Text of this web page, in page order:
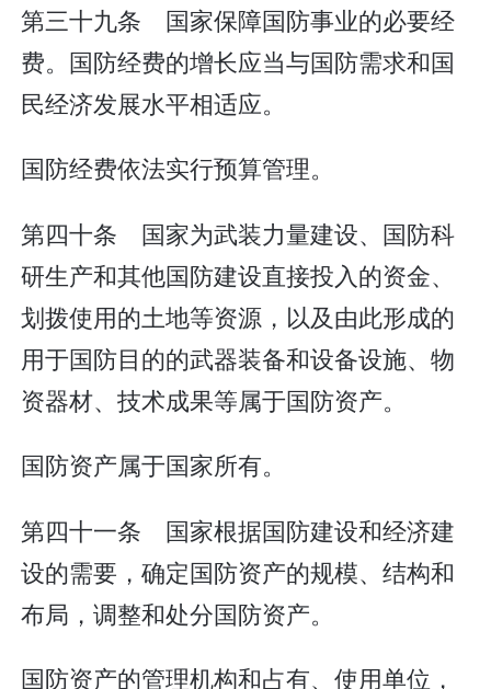
第三十九条 国家保障国防事业的必要经
费。国防经费的增长应当与国防需求和国
民经济发展水平相适应。
国防经费依法实行预算管理。
第四十条 国家为武装力量建设、国防科
研生产和其他国防建设直接投入的资金、
划拨使用的土地等资源，以及由此形成的
用于国防目的的武器装备和设备设施、物
资器材、技术成果等属于国防资产。
国防资产属于国家所有。
第四十一条 国家根据国防建设和经济建
设的需要，确定国防资产的规模、结构和
布局，调整和处分国防资产。
国防资产的管理机构和占有、使用单位，